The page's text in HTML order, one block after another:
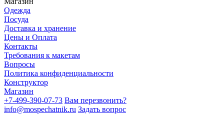
Одежда
Посуда
Доставка и хранение
Цены и Оплата
Контакты
Требования к макетам
Вопросы
Политика конфиденциальности
Конструктор
Магазин
+7-499-390-07-73 Вам перезвонить?
info@mospechatnik.ru Задать вопрос